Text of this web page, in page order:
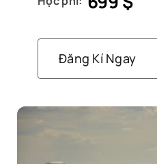
Đăng Kí Ngay